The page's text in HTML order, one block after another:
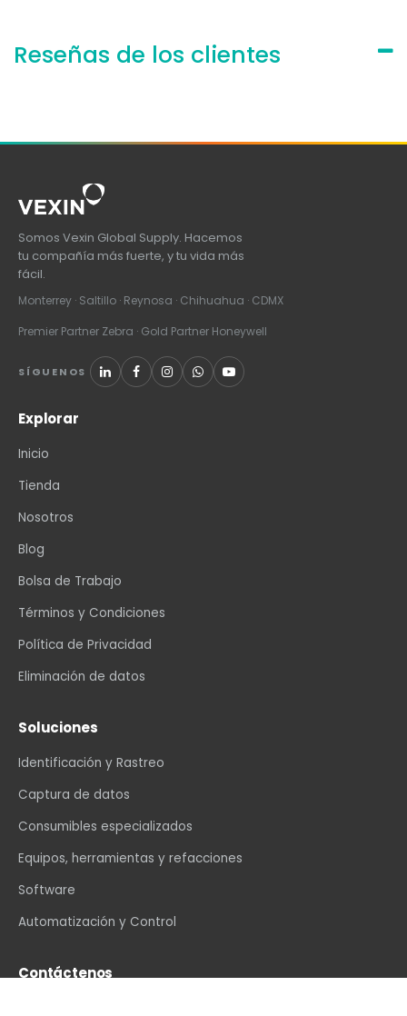
Reseñas de los clientes
Somos Vexin Global Supply. Hacemos
tu compañía más fuerte, y tu vida más
fácil.
Monterrey · Saltillo · Reynosa · Chihuahua · CDMX
Premier Partner Zebra · Gold Partner Honeywell
SÍGUENOS
Explorar
Inicio
Tienda
Nosotros
Blog
Bolsa de Trabajo
Términos y Condiciones
Política de Privacidad
Eliminación de datos
Soluciones
Identificación y Rastreo
Captura de datos
Consumibles especializados
Equipos, herramientas y refacciones
Software
Automatización y Control
Contáctenos